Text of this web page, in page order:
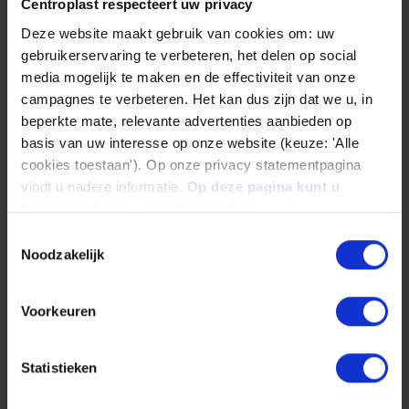
Centroplast respecteert uw privacy
Deze website maakt gebruik van cookies om: uw
gebruikerservaring te verbeteren, het delen op social
media mogelijk te maken en de effectiviteit van onze
campagnes te verbeteren. Het kan dus zijn dat we u, in
beperkte mate, relevante advertenties aanbieden op
basis van uw interesse op onze website (keuze: 'Alle
cookies toestaan'). Op onze privacy statementpagina
vindt u nadere informatie. Op deze pagina kunt u
tevens uw keuze ongedaan maken.
Noodzakelijk
Voorkeuren
Statistieken
Das Extrusionsverfahren ermöglicht die
Herstellung von Bipolarplatten in nahezu
sämtlichen Geometrien. Bis dato stellt
Centroplast Platten in einer Plattenstärke von
1 mm bis 8 mm bei einer Breite von 250 mm bis
1250 mm her.
Durch das kontinuierliche Fertigungsverfahren
sind wir in der Länge unbegrenzt.
angefragt werden.
Die ganze Wertschöpfungskette im